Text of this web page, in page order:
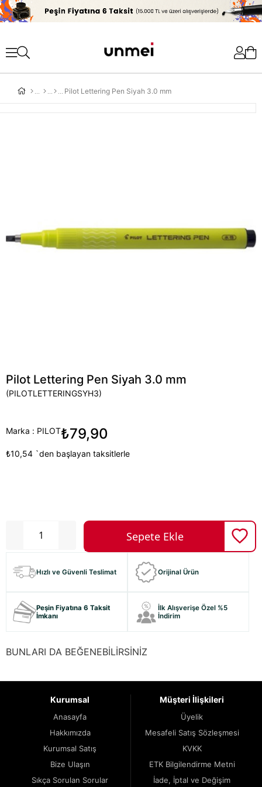
'
Pilot Lettering Pen Siyah 3.0 mm
Pilot Lettering Pen Siyah 3.0 mm
(PILOTLETTERINGSYH3)
Marka : PILOT₺79,90
₺10,54 `den başlayan taksitlerle
Hızlı ve Güvenli Teslimat Orijinal Ürün
Peşin Fiyatına 6 Taksit
İmkanı
İlk Alışverişe Özel %5
İndirim
BUNLARI DA BEĞENEBİLİRSİNİZ
Kurumsal
Anasayfa
Hakkımızda
Kurumsal Satış
Bize Ulaşın
Sıkça Sorulan Sorular
Müşteri İlişkileri
Üyelik
Mesafeli Satış Sözleşmesi
KVKK
ETK Bilgilendirme Metni
İade, İptal ve Değişim